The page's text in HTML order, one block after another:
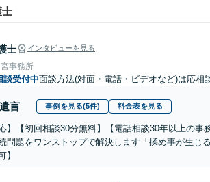
士 インタビューを見る
事務所
談受付中面談方法(対面・電話・ビデオなど)は応相
言 事例を見る(5件) 料金表を見る
】【初回相談30分無料】【電話相談30年以上の
問題をワンストップで解決します「揉め事が生じ
】